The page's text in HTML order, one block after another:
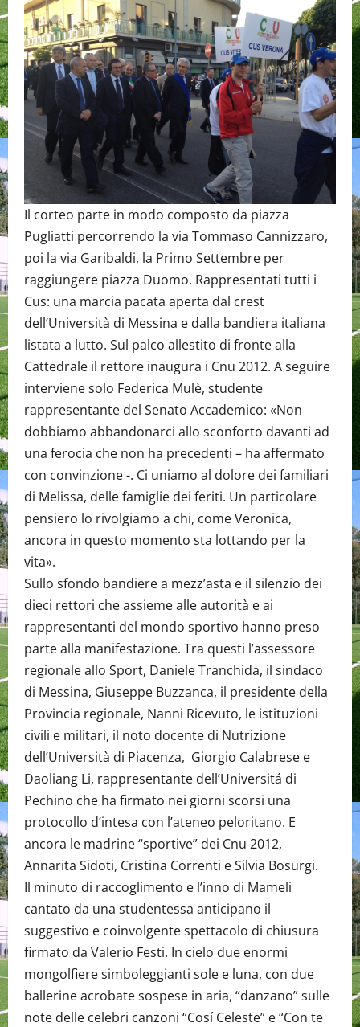
Il corteo parte in modo composto da piazza
Pugliatti percorrendo la via Tommaso Cannizzaro,
poi la via Garibaldi, la Primo Settembre per
raggiungere piazza Duomo. Rappresentati tutti i
Cus: una marcia pacata aperta dal crest
dell’Università di Messina e dalla bandiera italiana
listata a lutto. Sul palco allestito di fronte alla
Cattedrale il rettore inaugura i Cnu 2012. A seguire
interviene solo Federica Mulè, studente
rappresentante del Senato Accademico: «Non
dobbiamo abbandonarci allo sconforto davanti ad
una ferocia che non ha precedenti – ha affermato
con convinzione -. Ci uniamo al dolore dei familiari
di Melissa, delle famiglie dei feriti. Un particolare
pensiero lo rivolgiamo a chi, come Veronica,
ancora in questo momento sta lottando per la
vita».
Sullo sfondo bandiere a mezz’asta e il silenzio dei
dieci rettori che assieme alle autorità e ai
rappresentanti del mondo sportivo hanno preso
parte alla manifestazione. Tra questi l’assessore
regionale allo Sport, Daniele Tranchida, il sindaco
di Messina, Giuseppe Buzzanca, il presidente della
Provincia regionale, Nanni Ricevuto, le istituzioni
civili e militari, il noto docente di Nutrizione
dell’Università di Piacenza, Giorgio Calabrese e
Daoliang Li, rappresentante dell’Universitá di
Pechino che ha firmato nei giorni scorsi una
protocollo d’intesa con l’ateneo peloritano. E
ancora le madrine “sportive” dei Cnu 2012,
Annarita Sidoti, Cristina Correnti e Silvia Bosurgi.
Il minuto di raccoglimento e l’inno di Mameli
cantato da una studentessa anticipano il
suggestivo e coinvolgente spettacolo di chiusura
firmato da Valerio Festi. In cielo due enormi
mongolfiere simboleggianti sole e luna, con due
ballerine acrobate sospese in aria, “danzano” sulle
note delle celebri canzoni “Cosí Celeste” e “Con te